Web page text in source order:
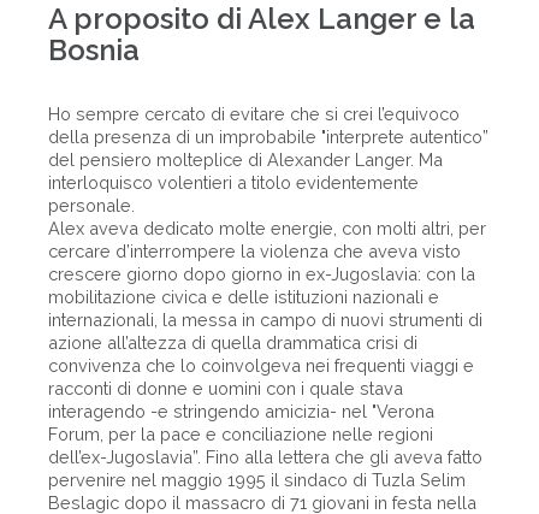
A proposito di Alex Langer e la
Bosnia
Ho sempre cercato di evitare che si crei l’equivoco
della presenza di un improbabile "interprete autentico”
del pensiero molteplice di Alexander Langer. Ma
interloquisco volentieri a titolo evidentemente
personale.
Alex aveva dedicato molte energie, con molti altri, per
cercare d’interrompere la violenza che aveva visto
crescere giorno dopo giorno in ex-Jugoslavia: con la
mobilitazione civica e delle istituzioni nazionali e
internazionali, la messa in campo di nuovi strumenti di
azione all’altezza di quella drammatica crisi di
convivenza che lo coinvolgeva nei frequenti viaggi e
racconti di donne e uomini con i quale stava
interagendo -e stringendo amicizia- nel "Verona
Forum, per la pace e conciliazione nelle regioni
dell’ex-Jugoslavia”. Fino alla lettera che gli aveva fatto
pervenire nel maggio 1995 il sindaco di Tuzla Selim
Beslagic dopo il massacro di 71 giovani in festa nella